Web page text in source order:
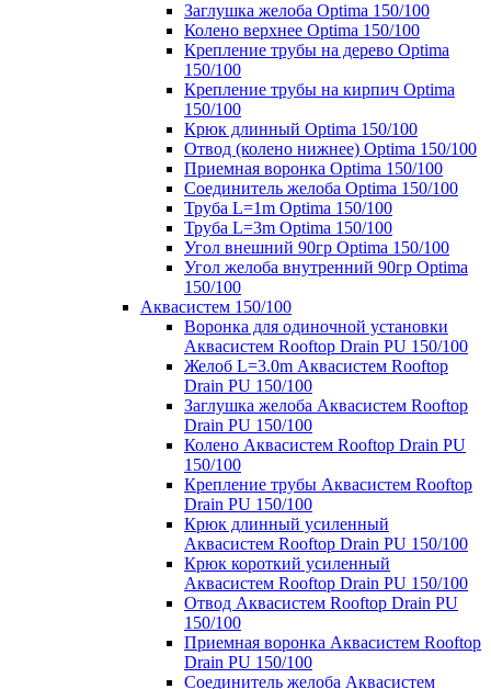
Заглушка желоба Optima 150/100
Колено верхнее Optima 150/100
Крепление трубы на дерево Optima
150/100
Крепление трубы на кирпич Optima
150/100
Крюк длинный Optima 150/100
Отвод (колено нижнее) Optima 150/100
Приемная воронка Optima 150/100
Соединитель желоба Optima 150/100
Труба L=1m Optima 150/100
Труба L=3m Optima 150/100
Угол внешний 90гр Optima 150/100
Угол желоба внутренний 90гр Optima
150/100
Аквасистем 150/100
Воронка для одиночной установки
Аквасистем Rooftop Drain PU 150/100
Желоб L=3.0m Аквасистем Rooftop
Drain PU 150/100
Заглушка желоба Аквасистем Rooftop
Drain PU 150/100
Колено Аквасистем Rooftop Drain PU
150/100
Крепление трубы Аквасистем Rooftop
Drain PU 150/100
Крюк длинный усиленный
Аквасистем Rooftop Drain PU 150/100
Крюк короткий усиленный
Аквасистем Rooftop Drain PU 150/100
Отвод Аквасистем Rooftop Drain PU
150/100
Приемная воронка Аквасистем Rooftop
Drain PU 150/100
Соединитель желоба Аквасистем